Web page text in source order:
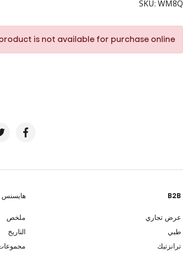
SKU: WM8Q
is not available for purchase online.
B2B
عرض تجاري
طبي
ترانزتيك
هايسنس
ملخص
التاريخ